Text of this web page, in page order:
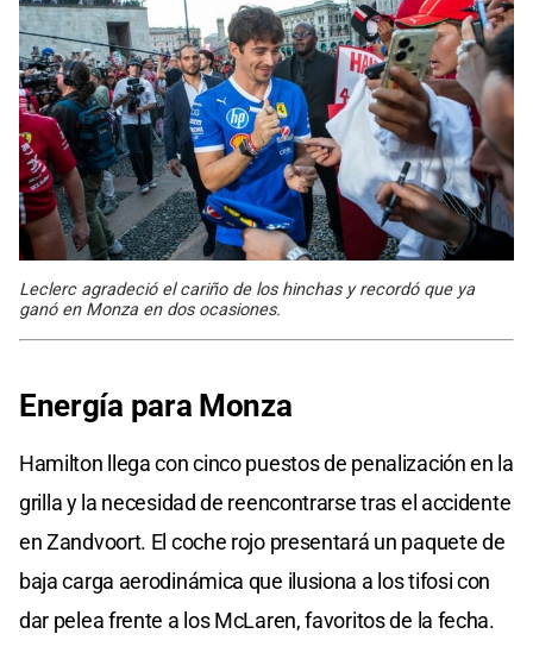
Leclerc agradeció el cariño de los hinchas y recordó que ya
ganó en Monza en dos ocasiones.
Energía para Monza
Hamilton llega con cinco puestos de penalización en la
grilla y la necesidad de reencontrarse tras el accidente
en Zandvoort. El coche rojo presentará un paquete de
baja carga aerodinámica que ilusiona a los tifosi con
dar pelea frente a los McLaren, favoritos de la fecha.